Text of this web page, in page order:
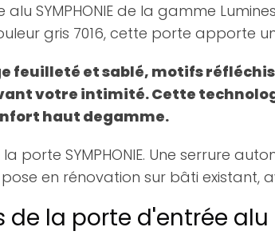
alu SYMPHONIE de la gamme
gris 7016, cette porte apporte
feuilleté et sablé, motifs
votre intimité. Cette
haut degamme.
porte SYMPHONIE. Une serrure
pose en rénovation sur bâti
la porte d'entrée alu